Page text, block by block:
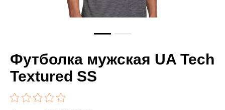
Футболка мужская UA Tech
Textured SS